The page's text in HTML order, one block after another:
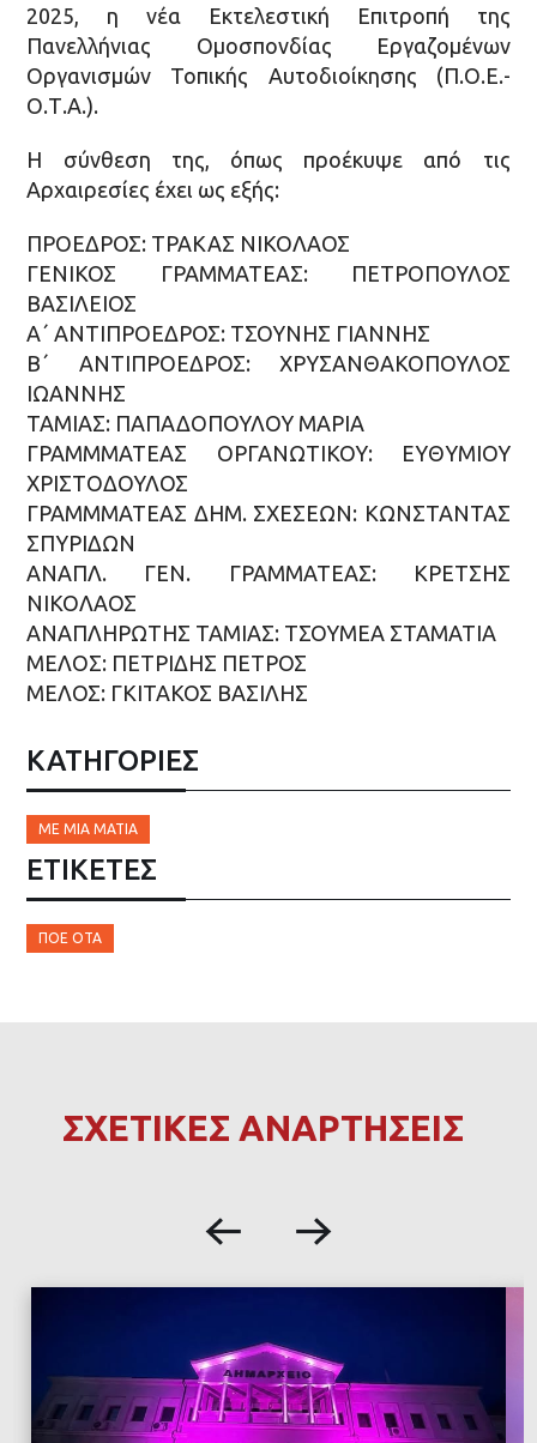
2025, η νέα Εκτελεστική Επιτροπή της
Πανελλήνιας Ομοσπονδίας Εργαζομένων
Οργανισμών Τοπικής Αυτοδιοίκησης (Π.Ο.Ε.-
Ο.Τ.Α.).
Η σύνθεση της, όπως προέκυψε από τις
Αρχαιρεσίες έχει ως εξής:
ΠΡΟΕΔΡΟΣ: ΤΡΑΚΑΣ ΝΙΚΟΛΑΟΣ
ΓΕΝΙΚΟΣ ΓΡΑΜΜΑΤΕΑΣ: ΠΕΤΡΟΠΟΥΛΟΣ
ΒΑΣΙΛΕΙΟΣ
Α΄ ΑΝΤΙΠΡΟΕΔΡΟΣ: ΤΣΟΥΝΗΣ ΓΙΑΝΝΗΣ
Β΄ ΑΝΤΙΠΡΟΕΔΡΟΣ: ΧΡΥΣΑΝΘΑΚΟΠΟΥΛΟΣ
ΙΩΑΝΝΗΣ
ΤΑΜΙΑΣ: ΠΑΠΑΔΟΠΟΥΛΟΥ ΜΑΡΙΑ
ΓΡΑΜΜΜΑΤΕΑΣ ΟΡΓΑΝΩΤΙΚΟΥ: ΕΥΘΥΜΙΟΥ
ΧΡΙΣΤΟΔΟΥΛΟΣ
ΓΡΑΜΜΜΑΤΕΑΣ ΔΗΜ. ΣΧΕΣΕΩΝ: ΚΩΝΣΤΑΝΤΑΣ
ΣΠΥΡΙΔΩΝ
ΑΝΑΠΛ. ΓΕΝ. ΓΡΑΜΜΑΤΕΑΣ: ΚΡΕΤΣΗΣ
ΝΙΚΟΛΑΟΣ
ΑΝΑΠΛΗΡΩΤΗΣ ΤΑΜΙΑΣ: ΤΣΟΥΜΕΑ ΣΤΑΜΑΤΙΑ
ΜΕΛOΣ: ΠΕΤΡΙΔΗΣ ΠΕΤΡΟΣ
ΜΕΛΟΣ: ΓΚΙΤΑΚΟΣ ΒΑΣΙΛΗΣ
ΚΑΤΗΓΟΡΙΕΣ
ΜΕ ΜΙΑ ΜΑΤΙΆ
ΕΤΙΚΈΤΕΣ
ΠΟΕ ΟΤΑ
ΣΧΕΤΙΚΕΣ ΑΝΑΡΤΗΣΕΙΣ